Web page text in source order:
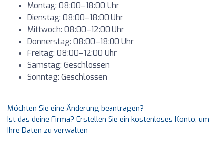
Montag: 08:00–18:00 Uhr
Dienstag: 08:00–18:00 Uhr
Mittwoch: 08:00–12:00 Uhr
Donnerstag: 08:00–18:00 Uhr
Freitag: 08:00–12:00 Uhr
Samstag: Geschlossen
Sonntag: Geschlossen
Möchten Sie eine Änderung beantragen?
Ist das deine Firma? Erstellen Sie ein kostenloses Konto, um
Ihre Daten zu verwalten